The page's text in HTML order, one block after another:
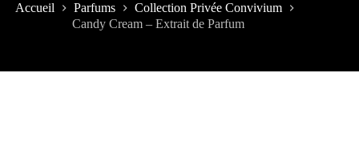
Accueil Parfums
Collection Privée Convivium
Candy Cream – Extrait de Parfum